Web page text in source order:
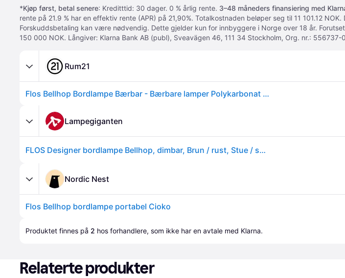
*Kjøp først, betal senere: Kreditttid: 30 dager. 0 % årlig rente. 3–48 måneders finansiering med
rente på 21.9 % har en effektiv rente (APR) på 21,90%. Totalkostnaden beløper seg til 11 101.12
Forskuddsbetaling kan være nødvendig. Dette gjelder kun for innbyggere i Norge over 18 år.
150 000 NOK. Långiver: Klarna Bank AB (publ), Sveavägen 46, 111 34 Stockholm, Org. nr.: 556737-
Rum21
Flos Bellhop Bordlampe Bærbar - Bærbare lamper Polykarbonat Cioko - F1060026
Lampegiganten
FLOS Designer bordlampe Bellhop, dimbar, Brun / rust, Stue / spisestue, Kunststoff, Design
Nordic Nest
Flos Bellhop bordlampe portabel Cioko
Produktet finnes på 2 hos forhandlere, som ikke har en avtale med Klarna.
Relaterte produkter